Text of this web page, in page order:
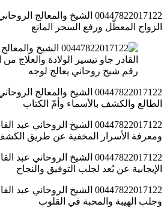
00447822017122 الشيخ
الزواج المعطّل ورفع السحر المانع
رقم شيخ روحاني يعالج لوجه
00447822017122 الشيخ
الطالع والكشف بالأسماء وأمّ الكتاب
00447822017122 الشيخ
ومعرفة الأسرار المخفية عن طريق
00447822017122 الشيخ
الإيجابية عن بُعد لجلب التوفيق والنجاح
00447822017122 الشيخ
وجلب الهيبة والمحبة في القلوب